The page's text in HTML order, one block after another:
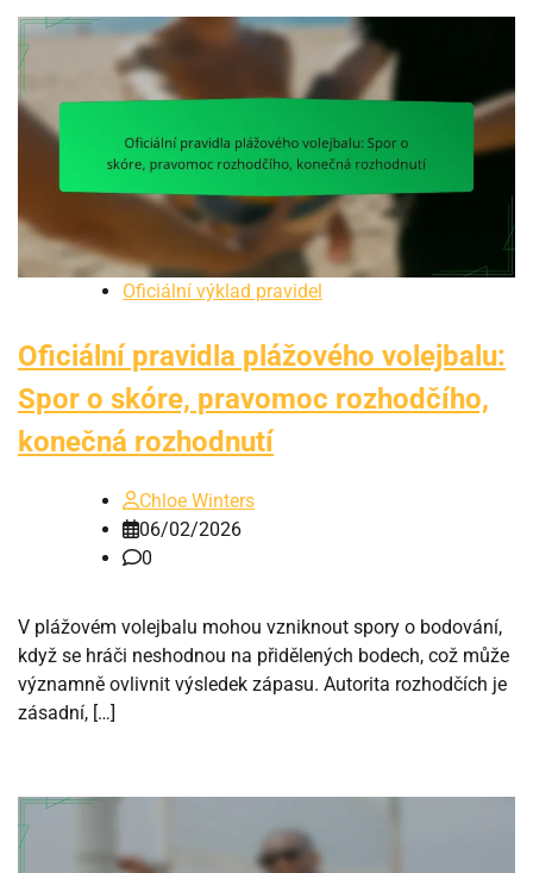
Oficiální výklad pravidel
Oficiální pravidla plážového volejbalu:
Spor o skóre, pravomoc rozhodčího,
konečná rozhodnutí
Chloe Winters
06/02/2026
0
V plážovém volejbalu mohou vzniknout spory o bodování,
když se hráči neshodnou na přidělených bodech, což může
významně ovlivnit výsledek zápasu. Autorita rozhodčích je
zásadní, […]